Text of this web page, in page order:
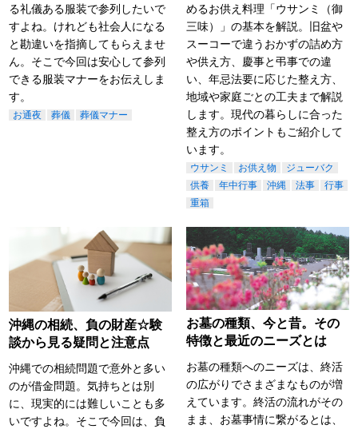
る礼儀ある服装で参列したいで
すよね。けれども社会人になる
と勘違いを指摘してもらえませ
ん。そこで今回は安心して参列
できる服装マナーをお伝えしま
す。
お通夜 葬儀 葬儀マナー
めるお供え料理「ウサンミ（御
三味）」の基本を解説。旧盆や
スーコーで違うおかずの詰め方
や供え方、慶事と弔事での違
い、年忌法要に応じた整え方、
地域や家庭ごとの工夫まで解説
します。現代の暮らしに合った
整え方のポイントもご紹介して
います。
ウサンミ お供え物
ジューバク
供養
年中行事 沖縄 法事
行事
重箱
沖縄の相続、負の財産☆験
談から見る疑問と注意点
沖縄での相続問題で意外と多い
のが借金問題。気持ちとは別
に、現実的には難しいことも多
いですよね。そこで今回は、負
お墓の種類、今と昔。その
特徴と最近のニーズとは
お墓の種類へのニーズは、終活
の広がりでさまざまなものが増
えています。終活の流れがその
まま、お墓事情に繋がるとは、